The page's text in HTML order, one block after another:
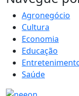
Agronegócio
Cultura
Economia
Educação
Saúde